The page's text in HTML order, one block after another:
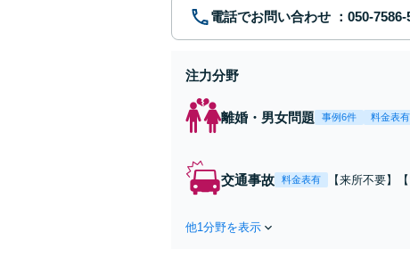
電話でお問い合わせ
注力分野
離婚・男女問題 事例6件 料金表有
交通事故 料金表有
【来所不要】
他1分野を表示